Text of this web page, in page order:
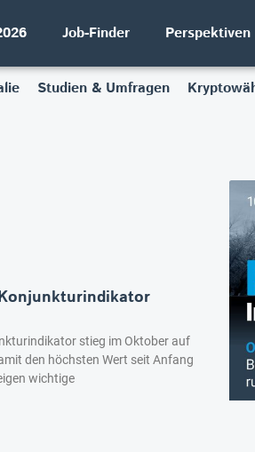
Job-Finder Perspektiven
Studien & Umfragen
stieg im Oktober auf
den höchsten Wert seit Anfang
wichtige